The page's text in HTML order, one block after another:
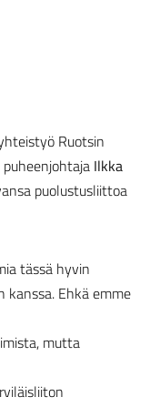
Ruotsin
Ilkka
puolustusliittoa
tässä hyvin
kanssa. Ehkä emme
mutta